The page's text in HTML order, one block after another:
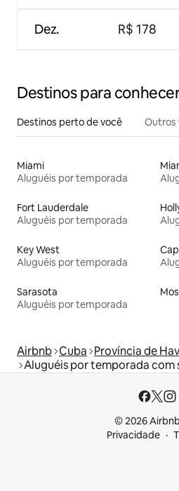
Dez. R$ 178
Destinos para
Destinos perto de você Outros
Miami
Aluguéis por temporada
Fort Lauderdale
Aluguéis por temporada
Key West
Aluguéis por temporada
Sarasota
Aluguéis por temporada
Airbnb Cuba Província de
Aluguéis por temporada com
© 2026
Privacidade